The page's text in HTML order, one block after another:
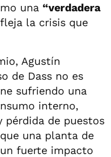
una “verdadera
la crisis que
Agustín
de Dass no es
sufriendo una
interno,
pérdida de puestos
una planta de
fuerte impacto